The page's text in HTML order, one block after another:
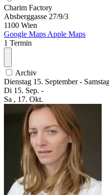
Charim Factory
Absberggasse 27/9/3
1100 Wien
Google Maps Apple Maps
1 Termin
Archiv
Dienstag 15. September-
Di 15. Sep. -
Sa , 17. Okt.